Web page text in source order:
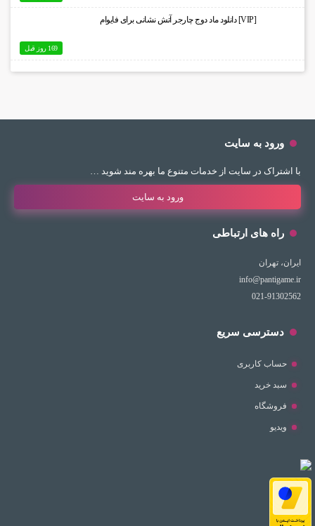
[VIP] دانلود ماد دوج چارجر آتش نشانی برای فایوام
169 روز قبل
ورود به سایت
با اشتراک در سایت از خدمات متنوع ما بهره مند شوید …
ورود به سایت
راه های ارتباطی
ایران، تهران
info@pantigame.ir
021-91302562
دسترسی سریع
حساب کاربری
سبد خرید
فروشگاه
ویدیو